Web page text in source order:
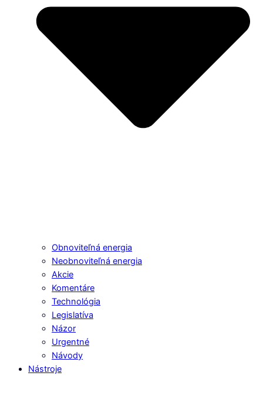
Obnoviteľná energia
Neobnoviteľná energia
Akcie
Komentáre
Technológia
Legislatíva
Názor
Urgentné
Návody
Nástroje